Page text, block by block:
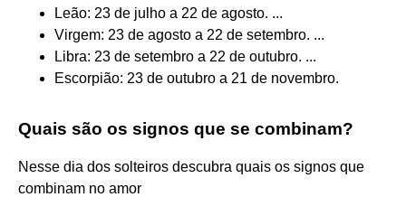
Leão: 23 de julho a 22 de agosto. ...
Virgem: 23 de agosto a 22 de setembro. ...
Libra: 23 de setembro a 22 de outubro. ...
Escorpião: 23 de outubro a 21 de novembro.
Quais são os signos que se combinam?
Nesse dia dos solteiros descubra quais os signos que
combinam no amor